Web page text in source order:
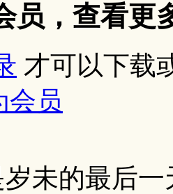
员，查看更
才可以下载
会员
的最后一